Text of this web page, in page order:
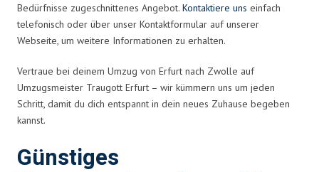
Bedürfnisse zugeschnittenes Angebot. Kontaktiere uns einfach
telefonisch oder über unser Kontaktformular auf unserer
Webseite, um weitere Informationen zu erhalten.
Vertraue bei deinem Umzug von Erfurt nach Zwolle auf
Umzugsmeister Traugott Erfurt – wir kümmern uns um jeden
Schritt, damit du dich entspannt in dein neues Zuhause begeben
kannst.
Günstiges